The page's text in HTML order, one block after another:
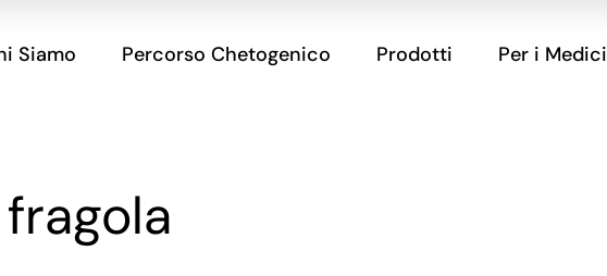
Siamo Percorso Chetogenico Prodotti Per i Medici